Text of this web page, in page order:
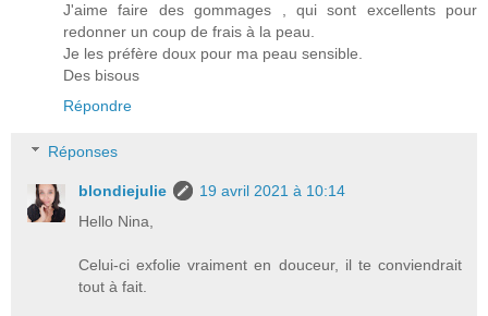
J'aime faire des gommages , qui sont excellents pour
redonner un coup de frais à la peau.
Je les préfère doux pour ma peau sensible.
Des bisous
Répondre
Réponses
blondiejulie
19 avril 2021 à 10:14
Hello Nina,
Celui-ci exfolie vraiment en douceur, il te conviendrait
tout à fait.